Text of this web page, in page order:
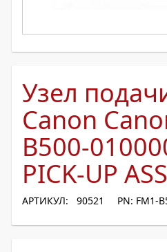
Узел
Canon
B500-
PICK-UP
АРТИКУЛ: 90521 PN: FM1-